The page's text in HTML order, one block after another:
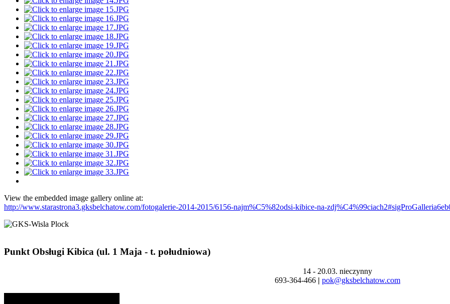
View the embedded image gallery online at:
http://www.starastrona3.gksbelchatow.com/fotogalerie-2014-2015/6156-najm%C5%82odsi-kibice-na-
Punkt Obsługi Kibica (ul. 1 Maja - t. południowa)
14 - 20.03. nieczynny
693-364-466 | pok@gksbelchatow.com